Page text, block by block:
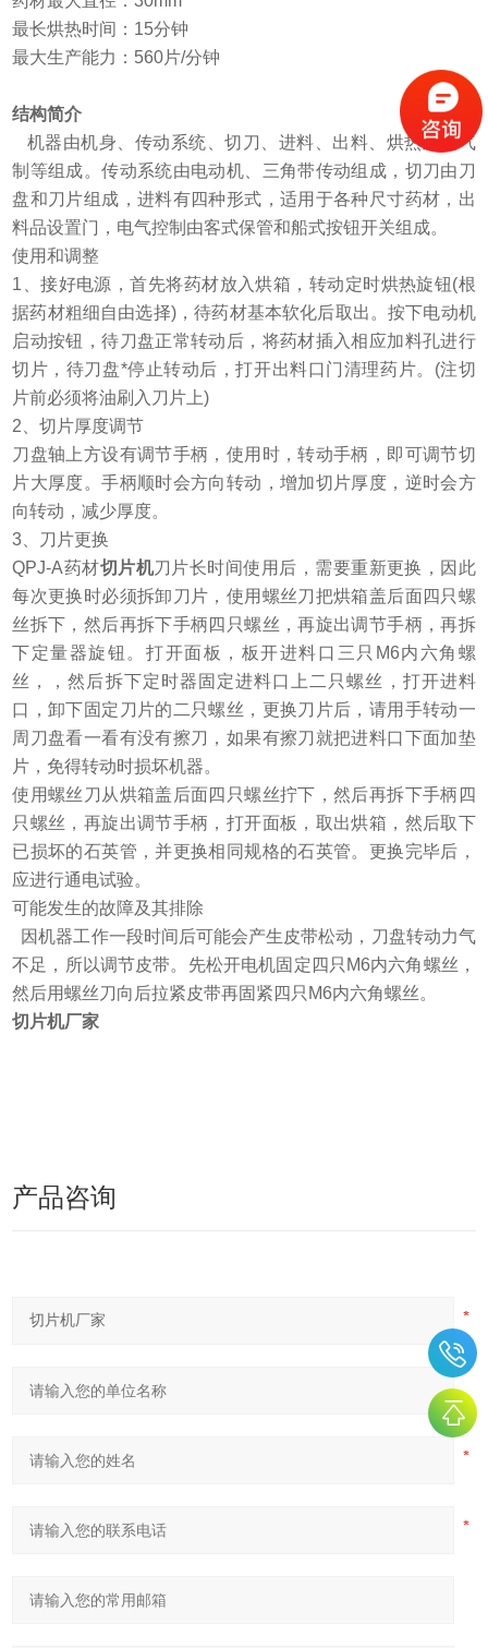
最长烘热时间：15分钟
最大生产能力：560片/分钟
结构简介
机器由机身、传动系统、切刀、进料、出料、烘热及电气
制等组成。传动系统由电动机、三角带传动组成，切刀由刀
盘和刀片组成，进料有四种形式，适用于各种尺寸药材，出
料品设置门，电气控制由客式保管和船式按钮开关组成。
使用和调整
1、接好电源，首先将药材放入烘箱，转动定时烘热旋钮(根
据药材粗细自由选择)，待药材基本软化后取出。按下电动机
启动按钮，待刀盘正常转动后，将药材插入相应加料孔进行
切片，待刀盘*停止转动后，打开出料口门清理药片。(注切
片前必须将油刷入刀片上)
2、切片厚度调节
刀盘轴上方设有调节手柄，使用时，转动手柄，即可调节切
片大厚度。手柄顺时会方向转动，增加切片厚度，逆时会方
向转动，减少厚度。
3、刀片更换
QPJ-A药材切片机刀片长时间使用后，需要重新更换，因此
每次更换时必须拆卸刀片，使用螺丝刀把烘箱盖后面四只螺
丝拆下，然后再拆下手柄四只螺丝，再旋出调节手柄，再拆
下定量器旋钮。打开面板，板开进料口三只M6内六角螺
丝，，然后拆下定时器固定进料口上二只螺丝，打开进料
口，卸下固定刀片的二只螺丝，更换刀片后，请用手转动一
周刀盘看一看有没有擦刀，如果有擦刀就把进料口下面加垫
片，免得转动时损坏机器。
使用螺丝刀从烘箱盖后面四只螺丝拧下，然后再拆下手柄四
只螺丝，再旋出调节手柄，打开面板，取出烘箱，然后取下
已损坏的石英管，并更换相同规格的石英管。更换完毕后，
应进行通电试验。
可能发生的故障及其排除
因机器工作一段时间后可能会产生皮带松动，刀盘转动力气
不足，所以调节皮带。先松开电机固定四只M6内六角螺丝，
然后用螺丝刀向后拉紧皮带再固紧四只M6内六角螺丝。
切片机厂家
产品咨询